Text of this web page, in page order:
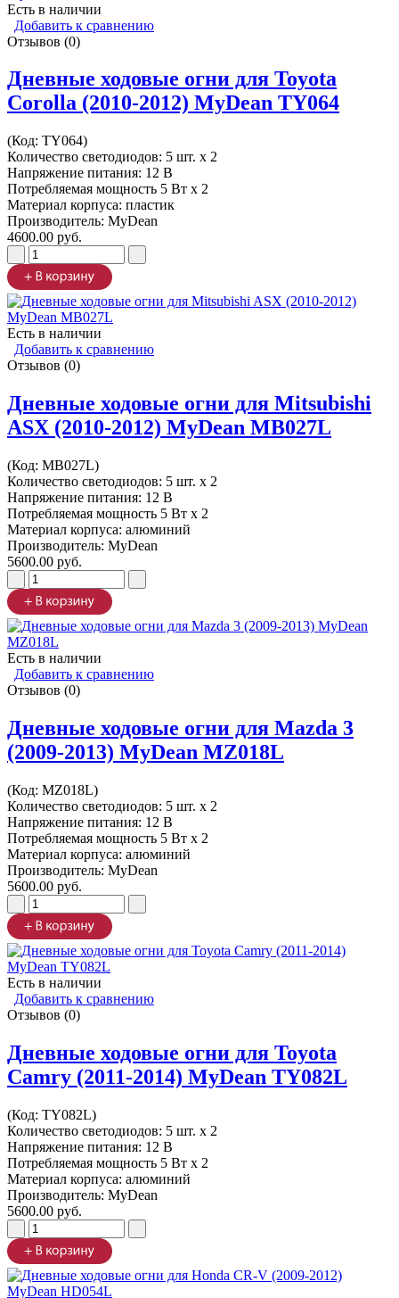
Есть в наличии
Добавить к сравнению
Отзывов (0)
Дневные ходовые огни для Toyota
Corolla (2010-2012) MyDean TY064
(Код: TY064)
Количество светодиодов: 5 шт. x 2
Напряжение питания: 12 В
Потребляемая мощность 5 Вт х 2
Материал корпуса: пластик
Производитель: MyDean
4600.00 руб.
Есть в наличии
Добавить к сравнению
Отзывов (0)
Дневные ходовые огни для Mitsubishi
ASX (2010-2012) MyDean MB027L
(Код: MB027L)
Количество светодиодов: 5 шт. x 2
Напряжение питания: 12 В
Потребляемая мощность 5 Вт х 2
Материал корпуса: алюминий
Производитель: MyDean
5600.00 руб.
Есть в наличии
Добавить к сравнению
Отзывов (0)
Дневные ходовые огни для Mazda 3
(2009-2013) MyDean MZ018L
(Код: MZ018L)
Количество светодиодов: 5 шт. x 2
Напряжение питания: 12 В
Потребляемая мощность 5 Вт х 2
Материал корпуса: алюминий
Производитель: MyDean
5600.00 руб.
Есть в наличии
Добавить к сравнению
Отзывов (0)
Дневные ходовые огни для Toyota
Camry (2011-2014) MyDean TY082L
(Код: TY082L)
Количество светодиодов: 5 шт. x 2
Напряжение питания: 12 В
Потребляемая мощность 5 Вт х 2
Материал корпуса: алюминий
Производитель: MyDean
5600.00 руб.